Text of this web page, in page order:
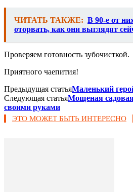
ЧИТАТЬ ТАКЖЕ: В 90-е от
оторвать, как они выглядят
Проверяем готовность зубочисткой.
Приятного чаепития!
Предыдущая статьяМаленький
Следующая статьяМощеная
своими руками
ЭТО МОЖЕТ БЫТЬ ИНТЕРЕСНО